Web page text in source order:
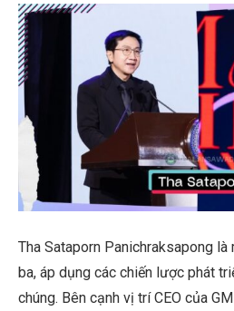
Tha Sataporn Panichraksapong
ba, áp dụng các chiến lược phát
chúng. Bên cạnh vị trí CEO của